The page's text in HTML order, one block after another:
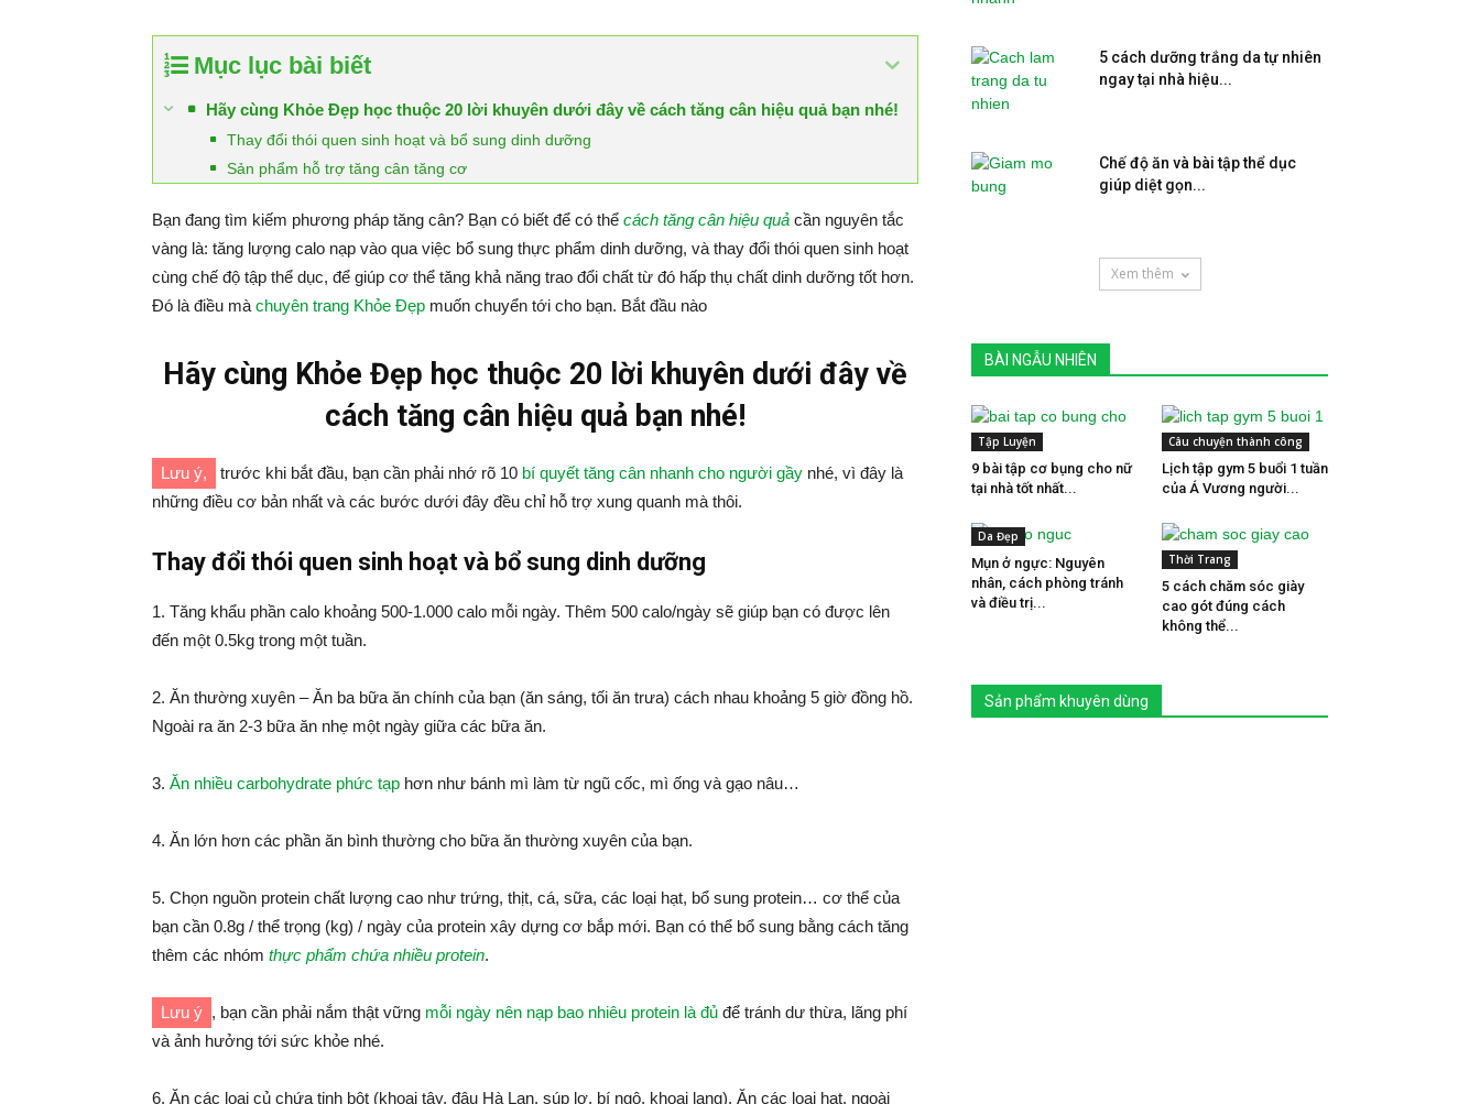
Mục lục bài biết
Hãy cùng Khỏe Đẹp học thuộc 20 lời khuyên dưới đây về cách tăng cân hiệu quả bạn nhé!
Thay đổi thói quen sinh hoạt và bổ sung dinh dưỡng
Sản phẩm hỗ trợ tăng cân tăng cơ
Bạn đang tìm kiếm phương pháp tăng cân? Bạn có biết để có thể cách tăng cân hiệu quả cần nguyên tắc
vàng là: tăng lượng calo nạp vào qua việc bổ sung thực phẩm dinh dưỡng, và thay đổi thói quen sinh hoạt
cùng chế độ tập thể dục, để giúp cơ thể tăng khả năng trao đổi chất từ đó hấp thụ chất dinh dưỡng tốt hơn.
Đó là điều mà chuyên trang Khỏe Đẹp muốn chuyển tới cho bạn. Bắt đầu nào
Hãy cùng Khỏe Đẹp học thuộc 20 lời khuyên dưới đây về
cách tăng cân hiệu quả bạn nhé!
Lưu ý, trước khi bắt đầu, bạn cần phải nhớ rõ 10 bí quyết tăng cân nhanh cho người gầy nhé, vì đây là
những điều cơ bản nhất và các bước dưới đây đều chỉ hỗ trợ xung quanh mà thôi.
Thay đổi thói quen sinh hoạt và bổ sung dinh dưỡng
1. Tăng khẩu phần calo khoảng 500-1.000 calo mỗi ngày. Thêm 500 calo/ngày sẽ giúp bạn có được lên
đến một 0.5kg trong một tuần.
2. Ăn thường xuyên – Ăn ba bữa ăn chính của bạn (ăn sáng, tối ăn trưa) cách nhau khoảng 5 giờ đồng hồ.
Ngoài ra ăn 2-3 bữa ăn nhẹ một ngày giữa các bữa ăn.
3. Ăn nhiều carbohydrate phức tạp hơn như bánh mì làm từ ngũ cốc, mì ống và gạo nâu…
4. Ăn lớn hơn các phần ăn bình thường cho bữa ăn thường xuyên của bạn.
5. Chọn nguồn protein chất lượng cao như trứng, thịt, cá, sữa, các loại hạt, bổ sung protein… cơ thể của
bạn cần 0.8g / thể trọng (kg) / ngày của protein xây dựng cơ bắp mới. Bạn có thể bổ sung bằng cách tăng
thêm các nhóm thực phẩm chứa nhiều protein.
Lưu ý , bạn cần phải nắm thật vững mỗi ngày nên nạp bao nhiêu protein là đủ để tránh dư thừa, lãng phí
và ảnh hưởng tới sức khỏe nhé.
6. Ăn các loại củ chứa tinh bột (khoai tây, đậu Hà Lan, súp lơ, bí ngô, khoai lang). Ăn các loại hạt, ngoài
5 cách dưỡng trắng da tự nhiên
ngay tại nhà hiệu...
Chế độ ăn và bài tập thể dục
giúp diệt gọn...
Xem thêm
BÀI NGẪU NHIÊN
Tập Luyện
9 bài tập cơ bụng cho nữ
tại nhà tốt nhất...
Câu chuyện thành công
Lịch tập gym 5 buổi 1 tuần
của Á Vương người...
Da Đẹp
Mụn ở ngực: Nguyên
nhân, cách phòng tránh
và điều trị...
Thời Trang
5 cách chăm sóc giày
cao gót đúng cách
không thể...
Sản phẩm khuyên dùng